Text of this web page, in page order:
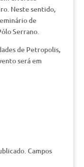
Neste sentido,
de
Serrano.
de Petropolis,
será em
Campos